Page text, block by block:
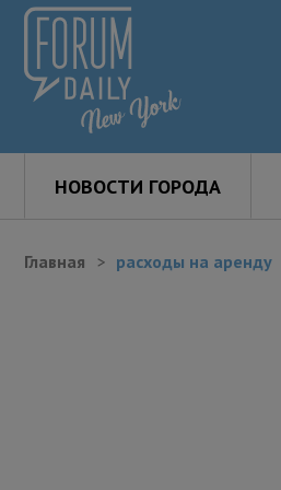
НОВОСТИ ГОРОДА
Главная расходы на аренду